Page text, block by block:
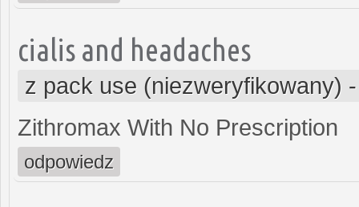
cialis and headaches
z pack use (niezweryfikowany)
Zithromax With No Prescription
odpowiedz